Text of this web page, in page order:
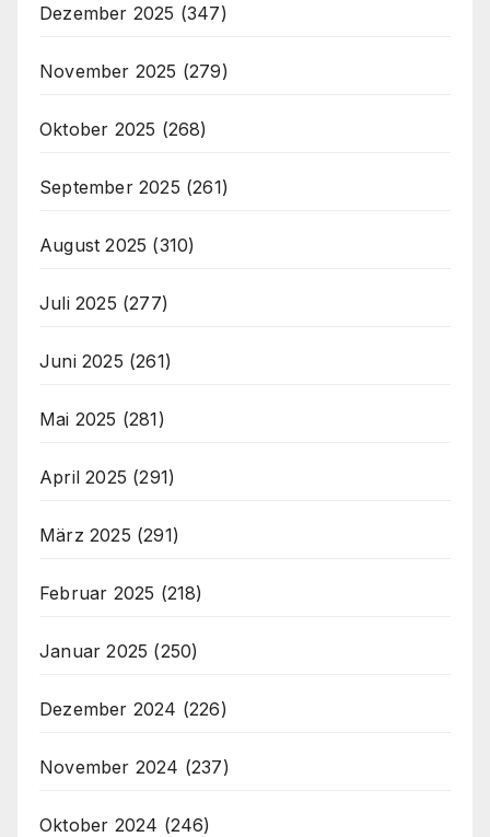
Dezember 2025 (347)
November 2025 (279)
Oktober 2025 (268)
September 2025 (261)
August 2025 (310)
Juli 2025 (277)
Juni 2025 (261)
Mai 2025 (281)
April 2025 (291)
März 2025 (291)
Februar 2025 (218)
Januar 2025 (250)
Dezember 2024 (226)
November 2024 (237)
Oktober 2024 (246)